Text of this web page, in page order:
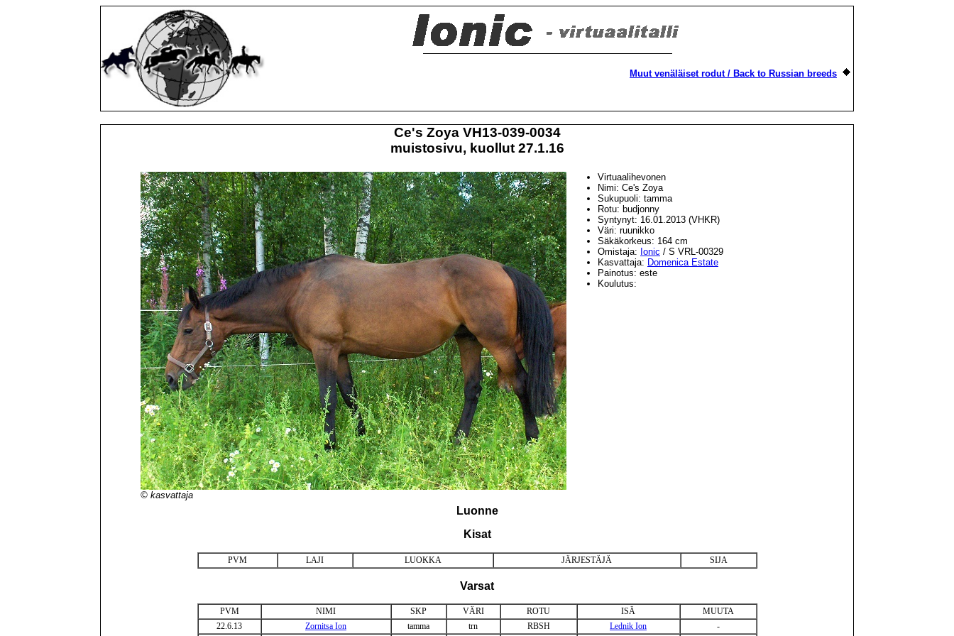
Muut venäläiset rodut / Back to Russian breeds
Ce's Zoya VH13-039-0034
muistosivu, kuollut 27.1.16
© kasvattaja
Virtuaalihevonen
Nimi: Ce's Zoya
Sukupuoli: tamma
Rotu: budjonny
Syntynyt: 16.01.2013 (VHKR)
Väri: ruunikko
Säkäkorkeus: 164 cm
Omistaja: Ionic / S VRL-00329
Kasvattaja: Domenica Estate
Painotus: este
Koulutus:
Luonne
Kisat
PVM LAJI LUOKKA JÄRJESTÄJÄ SIJA
Varsat
PVM NIMI SKP VÄRI ROTU ISÄ
MUUTA
22.6.13
Zornitsa Ion tamma trn RBSH Lednik Ion -